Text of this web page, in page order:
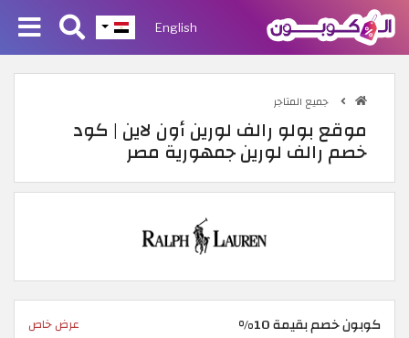
English
جميع المتاجر
موقع بولو رالف لورين أون لاين | كود
خصم رالف لورين جمهورية مصر
كوبون خصم بقيمة 10% عرض خاص